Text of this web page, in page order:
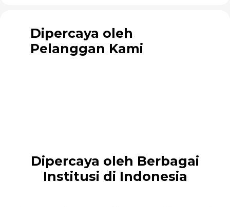
Dipercaya oleh
Pelanggan Kami
Dipercaya oleh Berbagai
Institusi di Indonesia